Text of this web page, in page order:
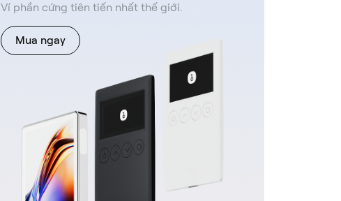
Ví phần cứng tiên tiến nhất thế giới.
Mua ngay